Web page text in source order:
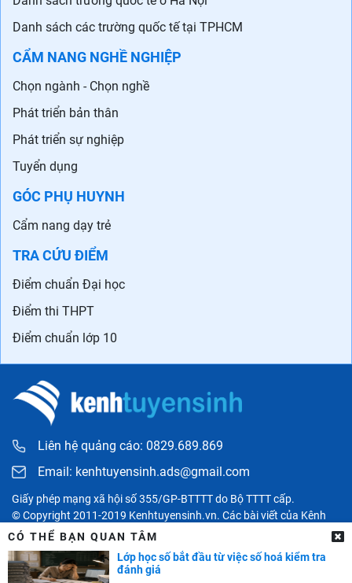
Danh sách các trường quốc tế tại TPHCM
CẨM NANG NGHỀ NGHIỆP
Chọn ngành - Chọn nghề
Phát triển bản thân
Phát triển sự nghiệp
Tuyển dụng
GÓC PHỤ HUYNH
Cẩm nang dạy trẻ
TRA CỨU ĐIỂM
Điểm chuẩn Đại học
Điểm thi THPT
Điểm chuẩn lớp 10
Liên hệ quảng cáo: 0829.689.869
Email: kenhtuyensinh.ads@gmail.com
Giấy phép mạng xã hội số 355/GP-BTTTT do Bộ TTTT cấp.
© Copyright 2011-2019 Kenhtuyensinh.vn. Các bài viết của Kênh
tuyển sinh chỉ có tính chất tham khảo, được tổng hợp từ các nguồn
uy tín khác và bản quyền thuộc về các đối tác. Mọi thông tin liên
quan người đọc có thể liên hệ trực tiếp đến các cơ quan, tổ chức
CÓ THỂ BẠN QUAN TÂM
Lớp học số bắt đầu từ việc số hoá kiểm tra
đánh giá